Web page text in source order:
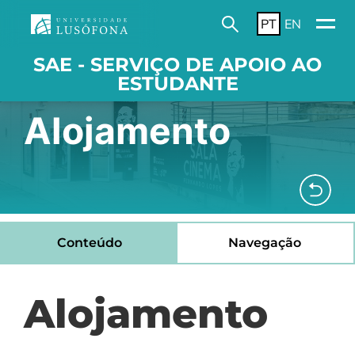
PT EN
SAE - SERVIÇO DE APOIO AO
ESTUDANTE
Alojamento
Conteúdo Navegação
Alojamento